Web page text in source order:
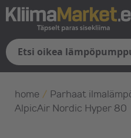
home / Parhaat
AlpicAir Nordic Hyper 80